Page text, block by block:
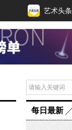
艺术头条
每日最新